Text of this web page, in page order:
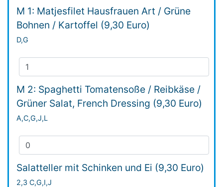
M 1: Matjesfilet Hausfrauen Art / Grüne
Bohnen / Kartoffel (9,30 Euro)
D,G
M 2: Spaghetti Tomatensoße / Reibkäse /
Grüner Salat, French Dressing (9,30 Euro)
A,C,G,J,L
Salatteller mit Schinken und Ei (9,30 Euro)
2,3 C,G,I,J